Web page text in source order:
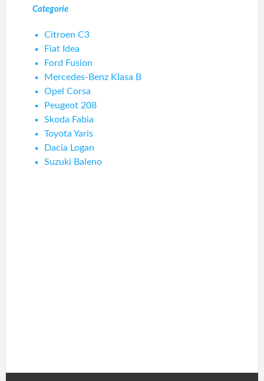
Categorie
Citroen C3
Fiat Idea
Ford Fusion
Mercedes-Benz Klasa B
Opel Corsa
Peugeot 208
Skoda Fabia
Toyota Yaris
Dacia Logan
Suzuki Baleno